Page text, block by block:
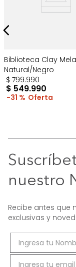
Biblioteca Clay
Natural/Negro
$ 799.990
$ 549.990
31 %
nuestro
Recibe antes que
exclusivas y